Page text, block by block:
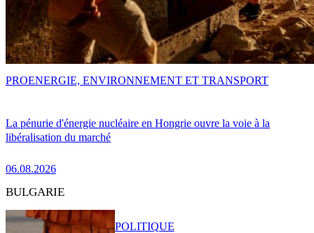
La pénurie d'énergie nucléaire en Hongrie ouvre la voie à la
libéralisation du marché
06.08.2026
PROENERGIE, ENVIRONNEMENT ET TRANSPORT
BULGARIE
POLITIQUE